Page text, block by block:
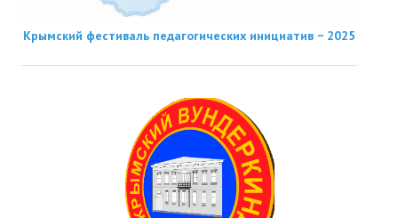
Крымский фестиваль педагогических инициатив − 2025